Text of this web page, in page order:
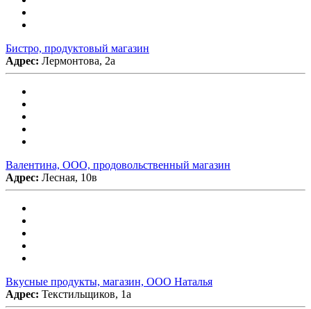
Бистро, продуктовый магазин
Адрес: Лермонтова, 2а
Валентина, ООО, продовольственный магазин
Адрес: Лесная, 10в
Вкусные продукты, магазин, ООО Наталья
Адрес: Текстильщиков, 1а